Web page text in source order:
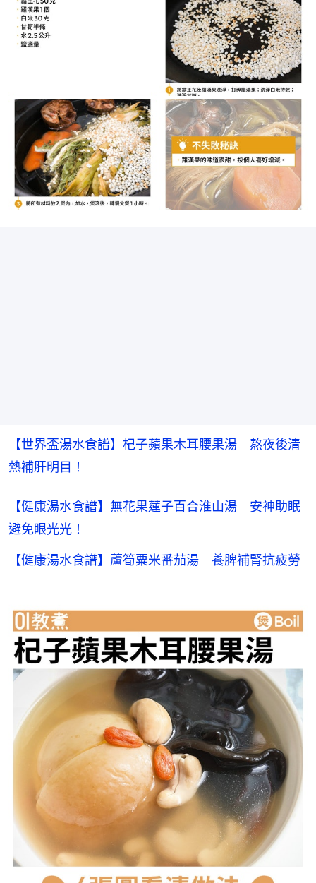
【世界盃湯水食譜】杞子蘋果木耳腰果湯　熬夜後清
熱補肝明目！
【健康湯水食譜】無花果蓮子百合淮山湯 安神助眠
避免眼光光！
【健康湯水食譜】蘆筍粟米番茄湯 養脾補腎抗疲勞